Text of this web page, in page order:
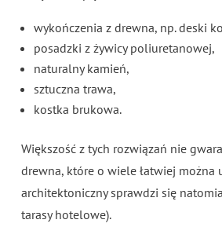
wykończenia z drewna, np. deski
posadzki z żywicy poliuretanowej,
naturalny kamień,
sztuczna trawa,
kostka brukowa.
Większość z tych rozwiązań nie
drewna, które o wiele łatwiej można
architektoniczny sprawdzi się
tarasy hotelowe).